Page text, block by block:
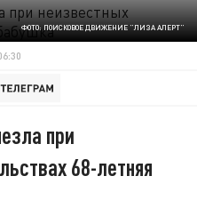
ФОТО: ПОИСКОВОЕ ДВИЖЕНИЕ "ЛИЗА АЛЕРТ"
при
68-летняя